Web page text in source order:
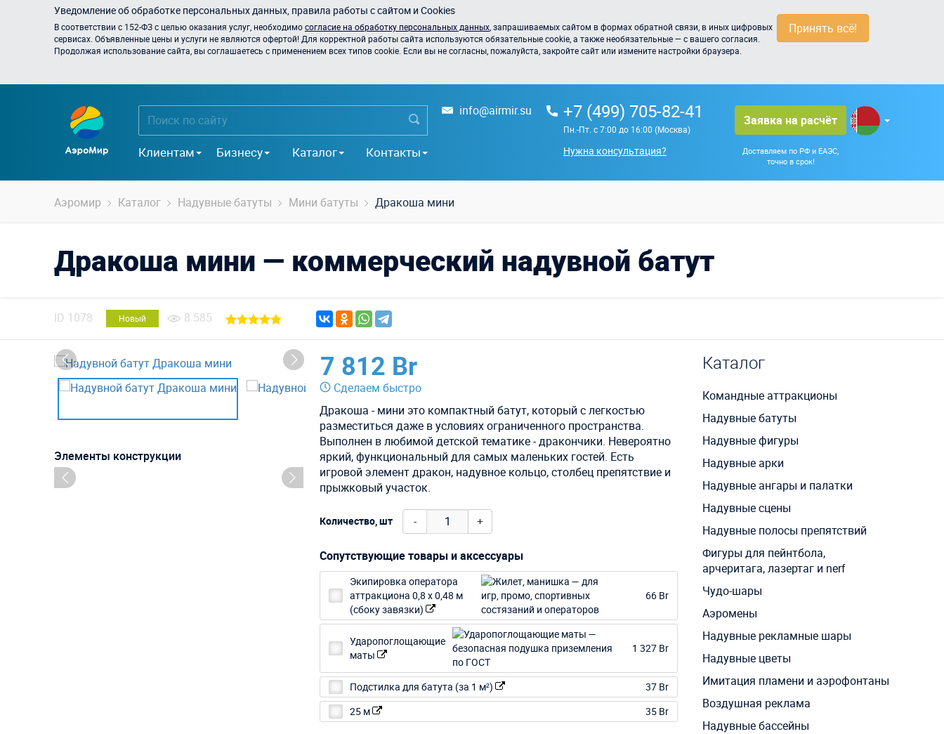
Принять всё!
Уведомление об обработке персональных данных, правила работы с сайтом и Cookies
В соответствии с 152-ФЗ с целью оказания услуг, необходимосогласие на обработку персональных данных , запрашиваемых сайтом в формах обратной связи, в иных цифровых
сервисах. Объявленные цены и услуги не являются офертой! Для корректной работы сайта используются обязательные cookie, а также необязательные — с вашего согласия.
Продолжая использование сайта, вы соглашаетесь с применением всех типов cookie. Если вы не согласны, пожалуйста, закройте сайт или измените настройки браузера.
Клиентам Бизнесу Каталог Контакты
info@airmir.su +7 (499) 705-82-41
Пн.-Пт. с 7:00 до 16:00 (Москва)
Нужна консультация?
Заявка на расчёт
Доставляем по РФ и ЕАЭС,
точно в срок!
Аэромир Каталог Надувные батуты Мини батуты Дракоша мини
Дракоша мини — коммерческий надувной батут
ID 1078 Новый 8 585
Элементы конструкции
7 812 Br
Сделаем быстро
Дракоша - мини это компактный батут, который с легкостью
разместиться даже в условиях ограниченного пространства.
Выполнен в любимой детской тематике - дракончики. Невероятно
яркий, функциональный для самых маленьких гостей. Есть
игровой элемент дракон, надувное кольцо, столбец препятствие и
прыжковый участок.
Количество, шт - +
Сопутствующие товары и аксессуары
Экипировка оператора
аттракциона 0,8 х 0,48 м
(сбоку завязки)
66 Br
Ударопоглощающие
маты
1 327 Br
Подстилка для батута (за 1 м²)
37 Br
25 м
35 Br
Каталог
Командные аттракционы
Надувные батуты
Надувные фигуры
Надувные арки
Надувные ангары и палатки
Надувные сцены
Надувные полосы препятствий
Фигуры для пейнтбола,
арчеритага, лазертаг и nerf
Чудо-шары
Аэромены
Надувные рекламные шары
Надувные цветы
Имитация пламени и аэрофонтаны
Воздушная реклама
Надувные бассейны